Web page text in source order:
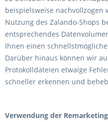
beispielsweise nachvollzogen
Nutzung des Zalando-Shops
entsprechendes
Ihnen einen
Darüber hinaus können wir
Protokolldateien etwaige
schneller erkennen und
Verwendung der